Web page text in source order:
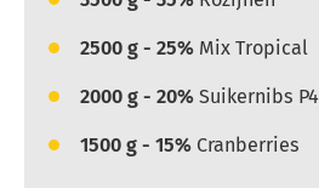
2500 g - 25% Mix Tropical
2000 g - 20% Suikernibs P4
1500 g - 15% Cranberries